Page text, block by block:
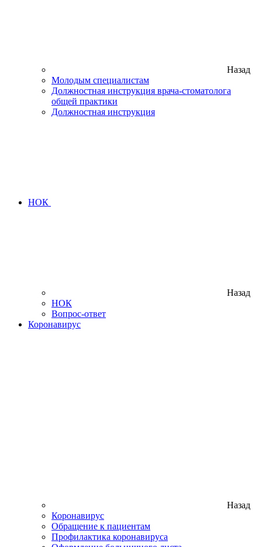
Назад
Молодым специалистам
Должностная инструкция врача-стоматолога
общей практики
Должностная инструкция
НОК
Назад
НОК
Вопрос-ответ
Коронавирус
Назад
Коронавирус
Обращение к пациентам
Профилактика коронавируса